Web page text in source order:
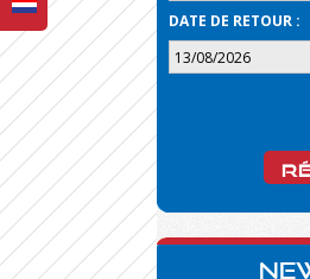
DATE DE RETOUR :